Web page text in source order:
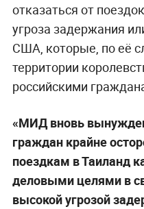
отказаться от
угроза задержания
США, которые, по её
территории
российскими
«МИД вновь
граждан крайне
поездкам в Таиланд
деловыми целями в
высокой угрозой